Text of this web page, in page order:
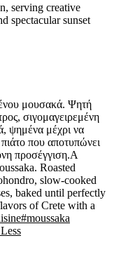
serving creative
spectacular sunset
μουσακά. Ψητή
σιγομαγειρεμένη
ψημένα μέχρι να
που αποτυπώνει
προσέγγιση.A
Roasted
slow-cooked
baked until perfectly
of Crete with a
#moussaka